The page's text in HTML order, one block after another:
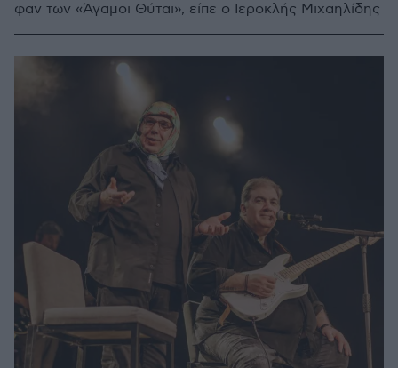
φαν των «Άγαμοι Θύται», είπε ο Ιεροκλής Μιχαηλίδης